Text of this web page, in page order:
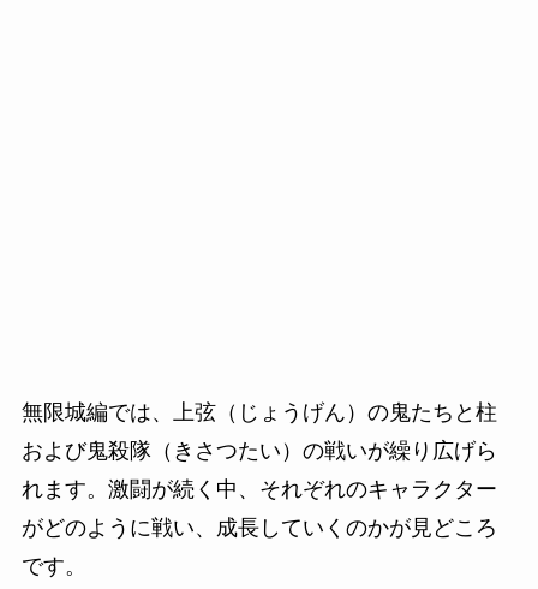
無限城編では、上弦（じょうげん）の鬼たちと柱
および鬼殺隊（きさつたい）の戦いが繰り広げら
れます。激闘が続く中、それぞれのキャラクター
がどのように戦い、成長していくのかが見どころ
です。